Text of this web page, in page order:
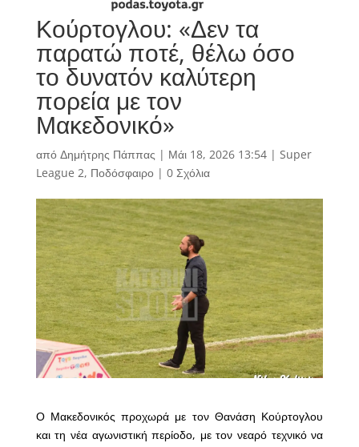
Κούρτογλου: «Δεν τα
παρατώ ποτέ, θέλω όσο
το δυνατόν καλύτερη
πορεία με τον
Μακεδονικό»
από Δημήτρης Πάππας | Μάι 18, 2026 13:54| Super
League 2, Ποδόσφαιρο| 0 Σχόλια
Ο Μακεδονικός προχωρά με τον Θανάση Κούρτογλου
και τη νέα αγωνιστική περίοδο, με τον νεαρό τεχνικό να